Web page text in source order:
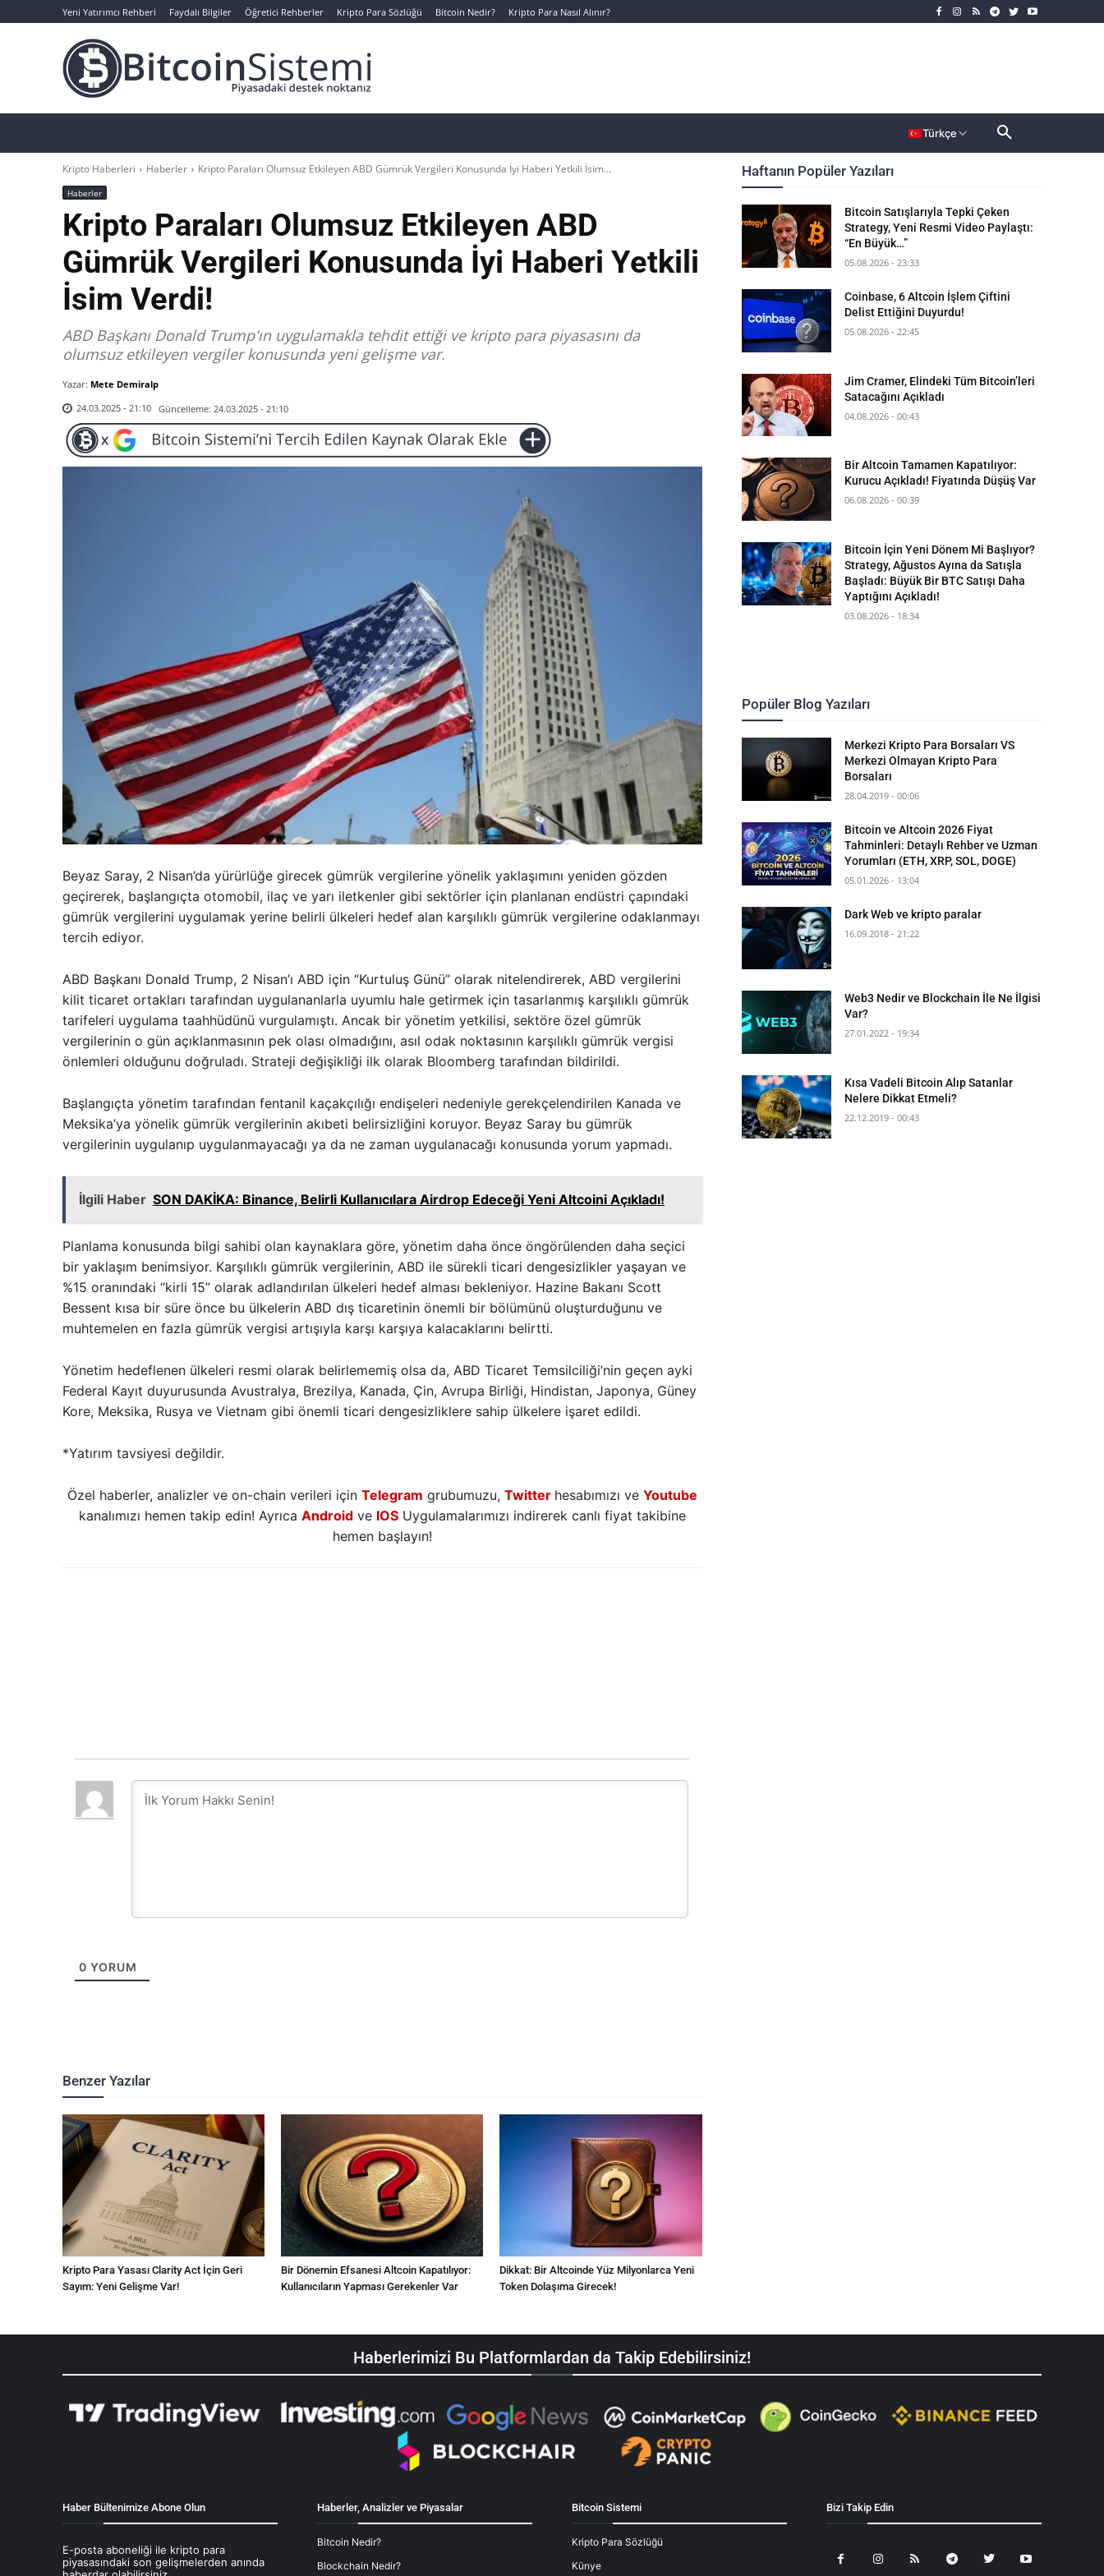
Yeni Yatırımcı Rehberi Faydalı Bilgiler Öğretici Rehberler Kripto Para Sözlüğü Bitcoin Nedir? Kripto Para Nasıl Alınır?
Türkçe
Kripto Haberleri Haberler Kripto Paraları Olumsuz Etkileyen ABD Gümrük Vergileri Konusunda İyi Haberi Yetkili İsim...
Haberler
Kripto Paraları Olumsuz Etkileyen ABD
Gümrük Vergileri Konusunda İyi Haberi Yetkili
İsim Verdi!
ABD Başkanı Donald Trump'ın uygulamakla tehdit ettiği ve kripto para piyasasını da
olumsuz etkileyen vergiler konusunda yeni gelişme var.
Yazar: Mete Demiralp
24.03.2025 - 21:10 Güncelleme: 24.03.2025 - 21:10
Beyaz Saray, 2 Nisan’da yürürlüğe girecek gümrük vergilerine yönelik yaklaşımını yeniden gözden
geçirerek, başlangıçta otomobil, ilaç ve yarı iletkenler gibi sektörler için planlanan endüstri çapındaki
gümrük vergilerini uygulamak yerine belirli ülkeleri hedef alan karşılıklı gümrük vergilerine odaklanmayı
tercih ediyor.
ABD Başkanı Donald Trump, 2 Nisan’ı ABD için “Kurtuluş Günü” olarak nitelendirerek, ABD vergilerini
kilit ticaret ortakları tarafından uygulananlarla uyumlu hale getirmek için tasarlanmış karşılıklı gümrük
tarifeleri uygulama taahhüdünü vurgulamıştı. Ancak bir yönetim yetkilisi, sektöre özel gümrük
vergilerinin o gün açıklanmasının pek olası olmadığını, asıl odak noktasının karşılıklı gümrük vergisi
önlemleri olduğunu doğruladı. Strateji değişikliği ilk olarak Bloomberg tarafından bildirildi.
Başlangıçta yönetim tarafından fentanil kaçakçılığı endişeleri nedeniyle gerekçelendirilen Kanada ve
Meksika’ya yönelik gümrük vergilerinin akıbeti belirsizliğini koruyor. Beyaz Saray bu gümrük
vergilerinin uygulanıp uygulanmayacağı ya da ne zaman uygulanacağı konusunda yorum yapmadı.
İlgili Haber SON DAKİKA: Binance, Belirli Kullanıcılara Airdrop Edeceği Yeni Altcoini Açıkladı!
Planlama konusunda bilgi sahibi olan kaynaklara göre, yönetim daha önce öngörülenden daha seçici
bir yaklaşım benimsiyor. Karşılıklı gümrük vergilerinin, ABD ile sürekli ticari dengesizlikler yaşayan ve
%15 oranındaki “kirli 15” olarak adlandırılan ülkeleri hedef alması bekleniyor. Hazine Bakanı Scott
Bessent kısa bir süre önce bu ülkelerin ABD dış ticaretinin önemli bir bölümünü oluşturduğunu ve
muhtemelen en fazla gümrük vergisi artışıyla karşı karşıya kalacaklarını belirtti.
Yönetim hedeflenen ülkeleri resmi olarak belirlememiş olsa da, ABD Ticaret Temsilciliği’nin geçen ayki
Federal Kayıt duyurusunda Avustralya, Brezilya, Kanada, Çin, Avrupa Birliği, Hindistan, Japonya, Güney
Kore, Meksika, Rusya ve Vietnam gibi önemli ticari dengesizliklere sahip ülkelere işaret edildi.
*Yatırım tavsiyesi değildir.
Özel haberler, analizler ve on-chain verileri için Telegram grubumuzu, Twitter hesabımızı ve Youtube
kanalımızı hemen takip edin! Ayrıca Androidve IOSUygulamalarımızı indirerek canlı fiyat takibine
hemen başlayın!
0 YORUM
Benzer Yazılar
Kripto Para Yasası Clarity Act İçin Geri
Sayım: Yeni Gelişme Var!
Bir Dönemin Efsanesi Altcoin Kapatılıyor:
Kullanıcıların Yapması Gerekenler Var
Dikkat: Bir Altcoinde Yüz Milyonlarca Yeni
Token Dolaşıma Girecek!
Haftanın Popüler Yazıları
Bitcoin Satışlarıyla Tepki Çeken
Strategy, Yeni Resmi Video Paylaştı:
“En Büyük…”
05.08.2026 - 23:33
Coinbase, 6 Altcoin İşlem Çiftini
Delist Ettiğini Duyurdu!
05.08.2026 - 22:45
Jim Cramer, Elindeki Tüm Bitcoin’leri
Satacağını Açıkladı
04.08.2026 - 00:43
Bir Altcoin Tamamen Kapatılıyor:
Kurucu Açıkladı! Fiyatında Düşüş Var
06.08.2026 - 00:39
Bitcoin İçin Yeni Dönem Mi Başlıyor?
Strategy, Ağustos Ayına da Satışla
Başladı: Büyük Bir BTC Satışı Daha
Yaptığını Açıkladı!
03.08.2026 - 18:34
Popüler Blog Yazıları
Merkezi Kripto Para Borsaları VS
Merkezi Olmayan Kripto Para
Borsaları
28.04.2019 - 00:06
Bitcoin ve Altcoin 2026 Fiyat
Tahminleri: Detaylı Rehber ve Uzman
Yorumları (ETH, XRP, SOL, DOGE)
05.01.2026 - 13:04
Dark Web ve kripto paralar
16.09.2018 - 21:22
Web3 Nedir ve Blockchain İle Ne İlgisi
Var?
27.01.2022 - 19:34
Kısa Vadeli Bitcoin Alıp Satanlar
Nelere Dikkat Etmeli?
22.12.2019 - 00:43
Haberlerimizi Bu Platformlardan da Takip Edebilirsiniz!
Haber Bültenimize Abone Olun
E-posta aboneliği ile kripto para
piyasasındaki son gelişmelerden anında
Haberler, Analizler ve Piyasalar
Bitcoin Nedir?
Blockchain Nedir?
Bitcoin Sistemi
Kripto Para Sözlüğü
Künye
Bizi Takip Edin